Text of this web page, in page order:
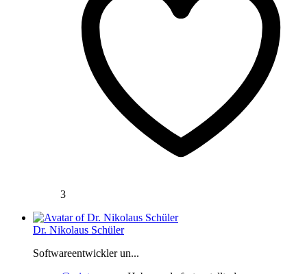
3
Dr. Nikolaus Schüler
Softwareentwickler un...